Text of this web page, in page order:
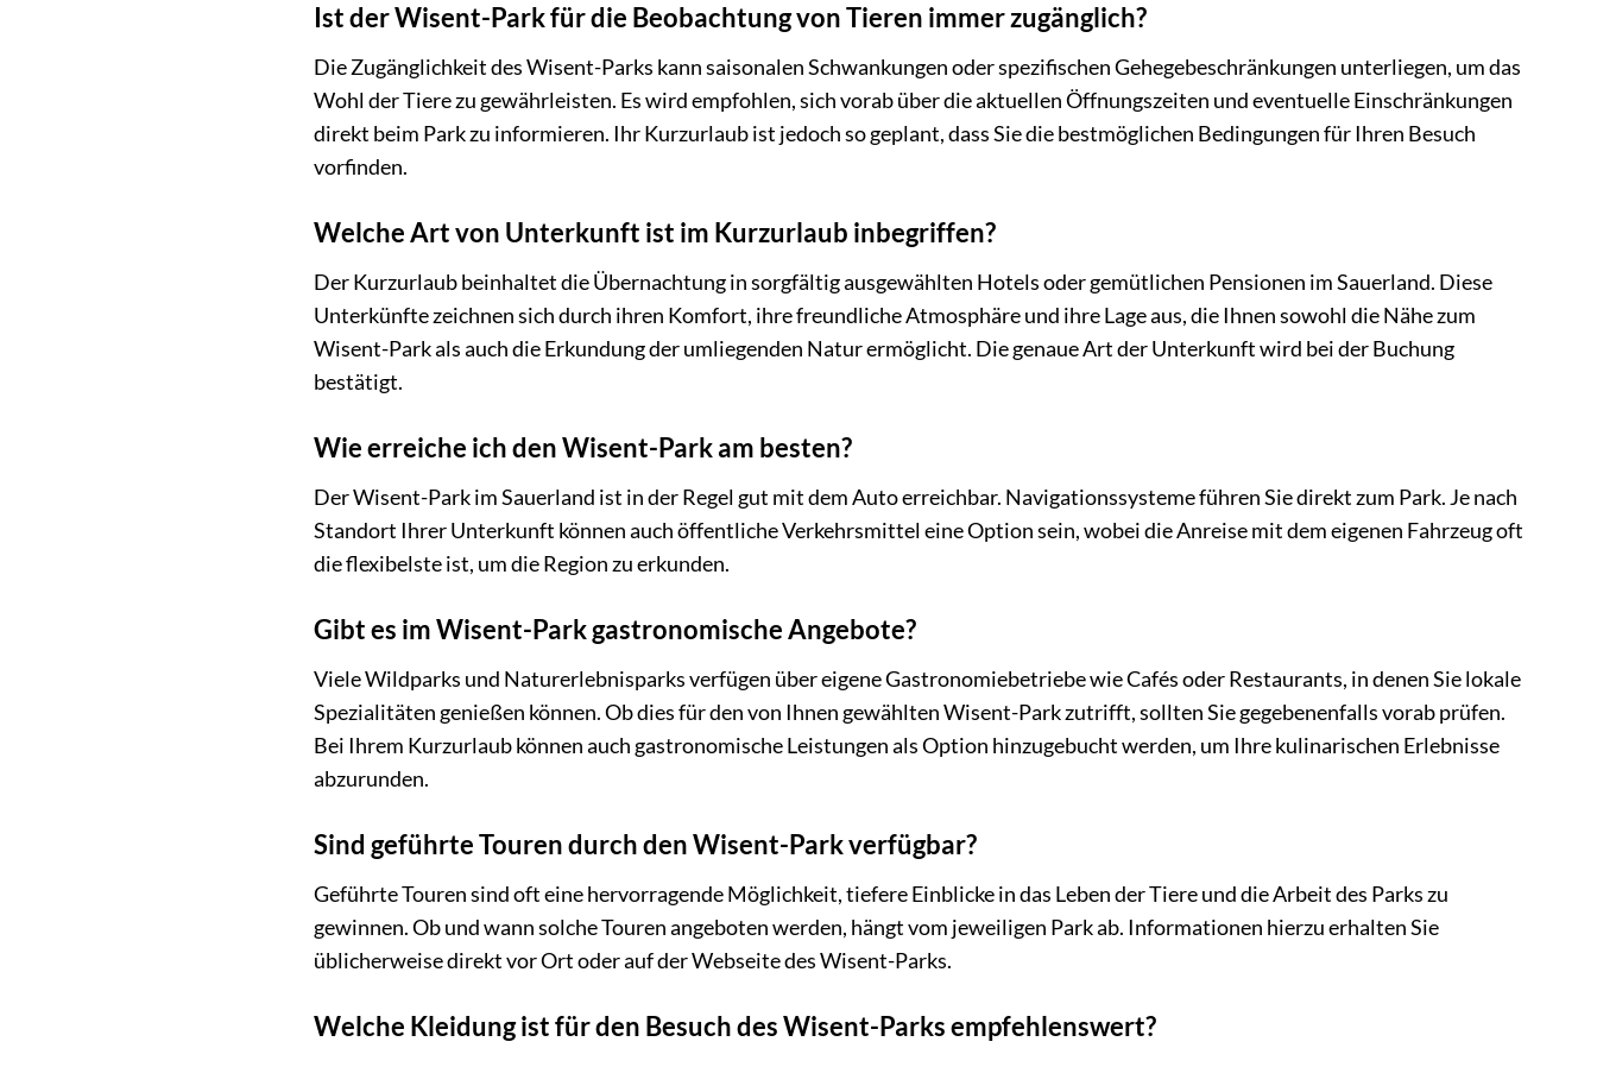
Ist der Wisent-Park für die Beobachtung von Tieren immer zugänglich?
Die Zugänglichkeit des Wisent-Parks kann saisonalen Schwankungen oder spezifischen Gehegebeschränkungen unterliegen, um das
Wohl der Tiere zu gewährleisten. Es wird empfohlen, sich vorab über die aktuellen Öffnungszeiten und eventuelle Einschränkungen
direkt beim Park zu informieren. Ihr Kurzurlaub ist jedoch so geplant, dass Sie die bestmöglichen Bedingungen für Ihren Besuch
vorfinden.
Welche Art von Unterkunft ist im Kurzurlaub inbegriffen?
Der Kurzurlaub beinhaltet die Übernachtung in sorgfältig ausgewählten Hotels oder gemütlichen Pensionen im Sauerland. Diese
Unterkünfte zeichnen sich durch ihren Komfort, ihre freundliche Atmosphäre und ihre Lage aus, die Ihnen sowohl die Nähe zum
Wisent-Park als auch die Erkundung der umliegenden Natur ermöglicht. Die genaue Art der Unterkunft wird bei der Buchung
bestätigt.
Wie erreiche ich den Wisent-Park am besten?
Der Wisent-Park im Sauerland ist in der Regel gut mit dem Auto erreichbar. Navigationssysteme führen Sie direkt zum Park. Je nach
Standort Ihrer Unterkunft können auch öffentliche Verkehrsmittel eine Option sein, wobei die Anreise mit dem eigenen Fahrzeug oft
die flexibelste ist, um die Region zu erkunden.
Gibt es im Wisent-Park gastronomische Angebote?
Viele Wildparks und Naturerlebnisparks verfügen über eigene Gastronomiebetriebe wie Cafés oder Restaurants, in denen Sie lokale
Spezialitäten genießen können. Ob dies für den von Ihnen gewählten Wisent-Park zutrifft, sollten Sie gegebenenfalls vorab prüfen.
Bei Ihrem Kurzurlaub können auch gastronomische Leistungen als Option hinzugebucht werden, um Ihre kulinarischen Erlebnisse
abzurunden.
Sind geführte Touren durch den Wisent-Park verfügbar?
Geführte Touren sind oft eine hervorragende Möglichkeit, tiefere Einblicke in das Leben der Tiere und die Arbeit des Parks zu
gewinnen. Ob und wann solche Touren angeboten werden, hängt vom jeweiligen Park ab. Informationen hierzu erhalten Sie
üblicherweise direkt vor Ort oder auf der Webseite des Wisent-Parks.
Welche Kleidung ist für den Besuch des Wisent-Parks empfehlenswert?